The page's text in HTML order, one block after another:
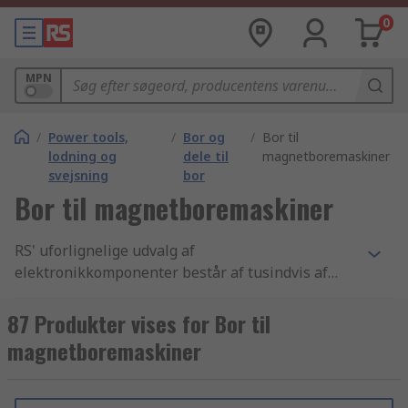
0
MPN
/ Power tools,
lodning og
svejsning
/ Bor og
dele til
bor
/ Bor til
magnetboremaskiner
Bor til magnetboremaskiner
RS' uforlignelige udvalg af
elektronikkomponenter består af tusindvis af
Trykluftværktøj, Svejsning og slaglodning -
værktøj og Magnetisk boring - hulskærere
komponenter. Vi har de bedste Magnetisk boring
muligheder for levering fra lager i branchen. Vi
87 Produkter vises for Bor til
magnetboremaskiner